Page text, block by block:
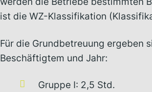
ist die WZ-Klassifikation
Für die Grundbetreuung ergeben
Beschäftigtem und Jahr:
Gruppe I: 2,5 Std.